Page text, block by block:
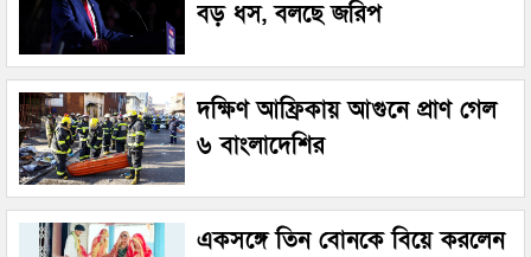
বড় ধস, বলছে জরিপ
দক্ষিণ আফ্রিকায় আগুনে প্রাণ গেল
৬ বাংলাদেশির
একসঙ্গে তিন বোনকে বিয়ে করলেন